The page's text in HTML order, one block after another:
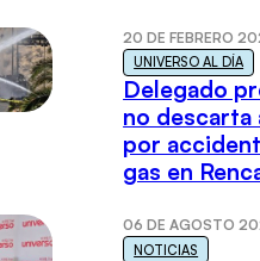
20 DE FEBRERO
UNIVERSO AL DÍA
Delegado
no descarta
por
gas en
06 DE AGOSTO
NOTICIAS